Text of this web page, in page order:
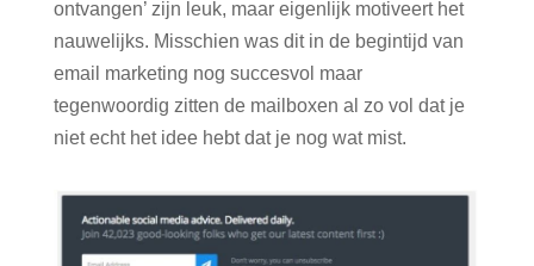
ontvangen’ zijn leuk, maar eigenlijk motiveert het
nauwelijks. Misschien was dit in de begintijd van
email marketing nog succesvol maar
tegenwoordig zitten de mailboxen al zo vol dat je
niet echt het idee hebt dat je nog wat mist.